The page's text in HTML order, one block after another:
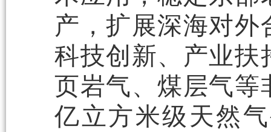
产，扩展深海对
科技创新、产业扶
页岩气、煤层气等
亿立方米级天然